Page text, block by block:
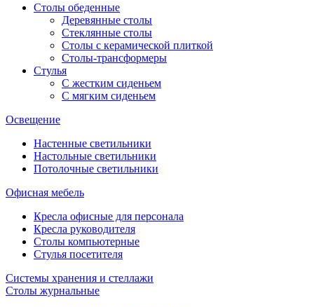
Столы обеденные
Деревянные столы
Стеклянные столы
Столы с керамической плиткой
Столы-трансформеры
Стулья
С жестким сиденьем
С мягким сиденьем
Освещение
Настенные светильники
Настольные светильники
Потолочные светильники
Офисная мебель
Кресла офисные для персонала
Кресла руководителя
Столы компьютерные
Стулья посетителя
Системы хранения и стеллажи
Столы журнальные